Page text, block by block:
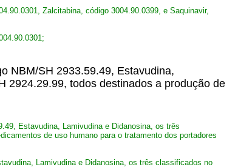
Zalcitabina, código 3004.90.0399, e Saquinavir,
NBM/SH 2933.59.49, Estavudina,
2924.29.99, todos destinados a produção de
Estavudina, Lamivudina e Didanosina, os três
de uso humano para o tratamento dos portadores
Lamivudina e Didanosina, os três classificados no